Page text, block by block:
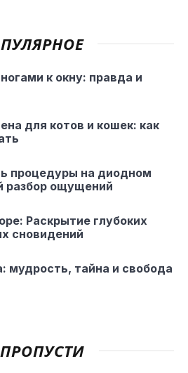
к окну: правда и
для котов и кошек: как
процедуры на диодном
разбор ощущений
Раскрытие глубоких
сновидений
мудрость, тайна и свобода